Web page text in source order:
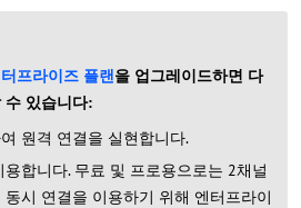
프라이즈 플랜을 업그레이드하면 다
수 있습니다:
원격 연결을 실현합니다.
합니다. 무료 및 프로용으로는 2채널
시 연결을 이용하기 위해 엔터프라이